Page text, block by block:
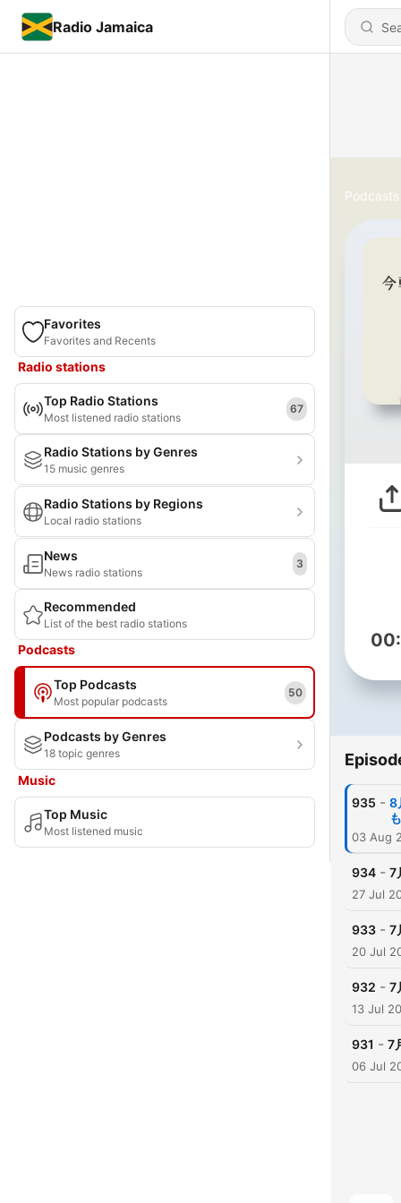
Radio Jamaica
Favorites
Favorites and Recents
Radio stations
Top Radio Stations
Most listened radio stations
67
Radio Stations by Genres
15 music genres
Radio Stations by Regions
Local radio stations
News
News radio stations
3
Recommended
List of the best radio stations
Podcasts
Top Podcasts
Most popular podcasts
50
Podcasts by Genres
18 topic genres
Music
Top Music
Most listened music
Podcasts
935 - 8
03 Aug
934 - 7
27 Jul
933 - 7
20 Jul
932 - 7
13 Jul
931 - 7
06 Jul